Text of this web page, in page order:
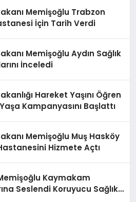
Memişoğlu Trabzon
İçin Tarih Verdi
Memişoğlu Aydın Sağlık
İnceledi
Hareket Yaşını Öğren
Yaşa Kampanyasını Başlattı
Memişoğlu Muş Hasköy
Hizmete Açtı
Kaymakam
Seslendi Koruyucu Sağlık